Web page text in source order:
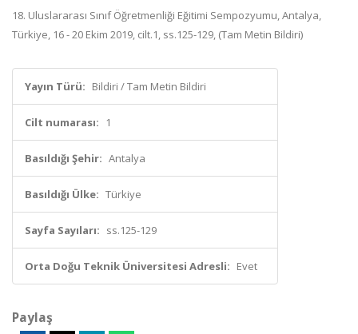
18. Uluslararası Sınıf Öğretmenliği Eğitimi Sempozyumu, Antalya,
Türkiye, 16 - 20 Ekim 2019, cilt.1, ss.125-129, (Tam Metin Bildiri)
Yayın Türü: Bildiri / Tam Metin Bildiri
Cilt numarası: 1
Basıldığı Şehir: Antalya
Basıldığı Ülke: Türkiye
Sayfa Sayıları: ss.125-129
Orta Doğu Teknik Üniversitesi Adresli: Evet
Paylaş